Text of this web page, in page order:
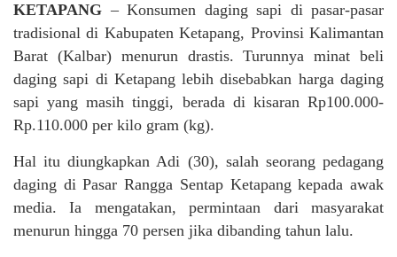
KETAPANG – Konsumen daging sapi di pasar-pasar
tradisional di Kabupaten Ketapang, Provinsi Kalimantan
Barat (Kalbar) menurun drastis. Turunnya minat beli
daging sapi di Ketapang lebih disebabkan harga daging
sapi yang masih tinggi, berada di kisaran Rp100.000-
Rp.110.000 per kilo gram (kg).
Hal itu diungkapkan Adi (30), salah seorang pedagang
daging di Pasar Rangga Sentap Ketapang kepada awak
media. Ia mengatakan, permintaan dari masyarakat
menurun hingga 70 persen jika dibanding tahun lalu.